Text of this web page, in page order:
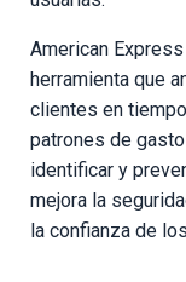
American
herramienta que
clientes en
patrones de
identificar y
mejora la
la confianza de